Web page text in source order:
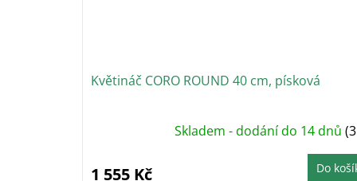
Květináč CORO ROUND 40 cm, písková
Skladem - dodání do 14 dnů
1 555 Kč Do